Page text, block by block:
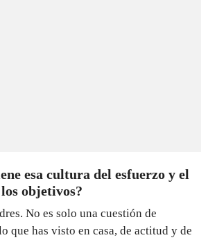
esa cultura del esfuerzo y el
objetivos?
No es solo una cuestión de
que has visto en casa, de actitud y de